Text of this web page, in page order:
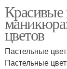
Красивые
цветов
Пастельные
Пастельные